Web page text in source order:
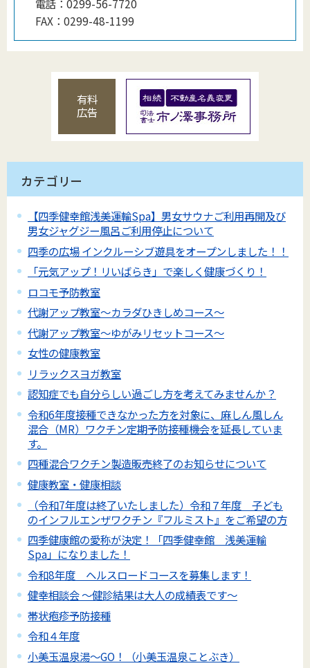
電話： 0299-56-7720
FAX： 0299-48-1199
有料
広告
カテゴリー
【四季健幸館浅美運輸Spa】男女サウナご利用再開及び
男女ジャグジー風呂ご利用停止について
四季の広場 インクルーシブ遊具をオープンしました！！
「元気アップ！リいばらき」で楽しく健康づくり！
ロコモ予防教室
代謝アップ教室～カラダひきしめコース～
代謝アップ教室～ゆがみリセットコース～
女性の健康教室
リラックスヨガ教室
認知症でも自分らしい過ごし方を考えてみませんか？
令和6年度接種できなかった方を対象に、麻しん風しん
混合（MR）ワクチン定期予防接種機会を延長していま
す。
四種混合ワクチン製造販売終了のお知らせについて
健康教室・健康相談
（令和7年度は終了いたしました）令和７年度 子ども
のインフルエンザワクチン『フルミスト』をご希望の方
四季健康館の愛称が決定！「四季健幸館 浅美運輸
Spa」になりました！
令和8年度 ヘルスロードコースを募集します！
健幸相談会 ～健診結果は大人の成績表です～
帯状疱疹予防接種
令和４年度
小美玉温泉湯～GO！（小美玉温泉ことぶき）